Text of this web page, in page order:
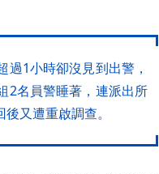
1小時卻沒見到出警，
2名員警睡著，連派出所
又遭重啟調查。